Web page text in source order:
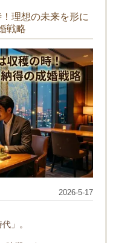
理想の未来を形に
戦略
2026-5-17
」。